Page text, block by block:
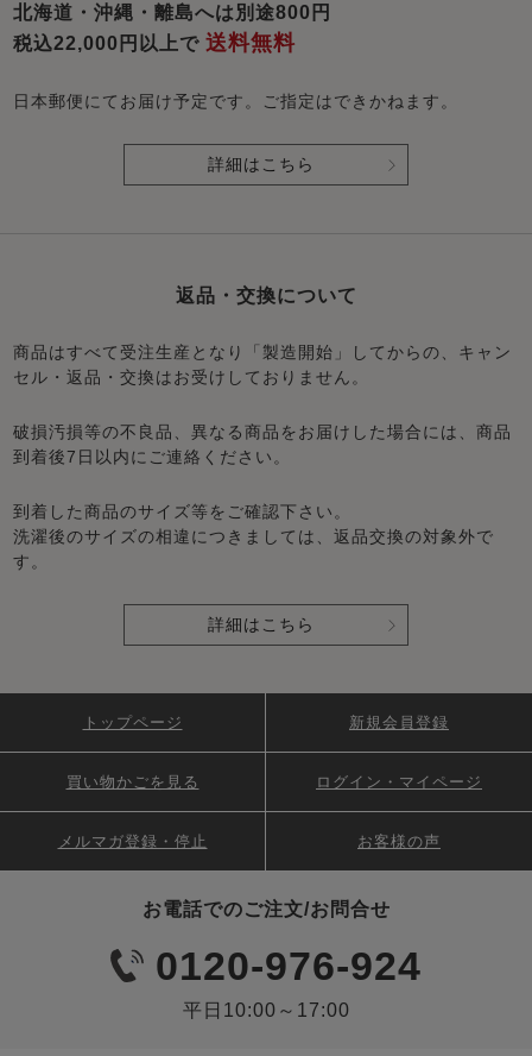
北海道・沖縄・離島へは別途800円
税込22,000円以上で送料無料
日本郵便にてお届け予定です。ご指定はできかねます。
詳細はこちら
返品・交換について
商品はすべて受注生産となり「製造開始」してからの、キャン
セル・返品・交換はお受けしておりません。
破損汚損等の不良品、異なる商品をお届けした場合には、商品
到着後7日以内にご連絡ください。
到着した商品のサイズ等をご確認下さい。
洗濯後のサイズの相違につきましては、返品交換の対象外で
す。
詳細はこちら
お電話でのご注文/お問合せ
0120-976-924
平日10:00～17:00
トップページ 新規会員登録
買い物かごを見る ログイン・マイページ
メルマガ登録・停止 お客様の声